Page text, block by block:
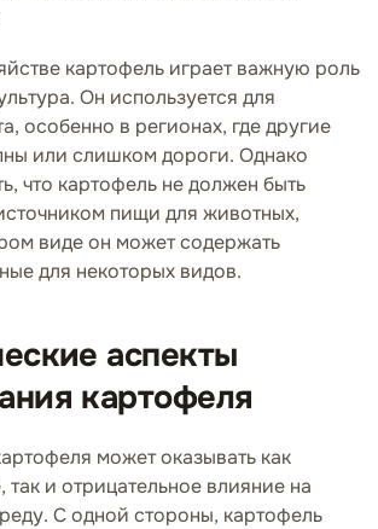
картофель играет важную роль
Он используется для
особенно в регионах, где другие
или слишком дороги. Однако
что картофель не должен быть
пищи для животных,
виде он может содержать
для некоторых видов.
аспекты
картофеля
может оказывать как
так и отрицательное влияние на
С одной стороны, картофель